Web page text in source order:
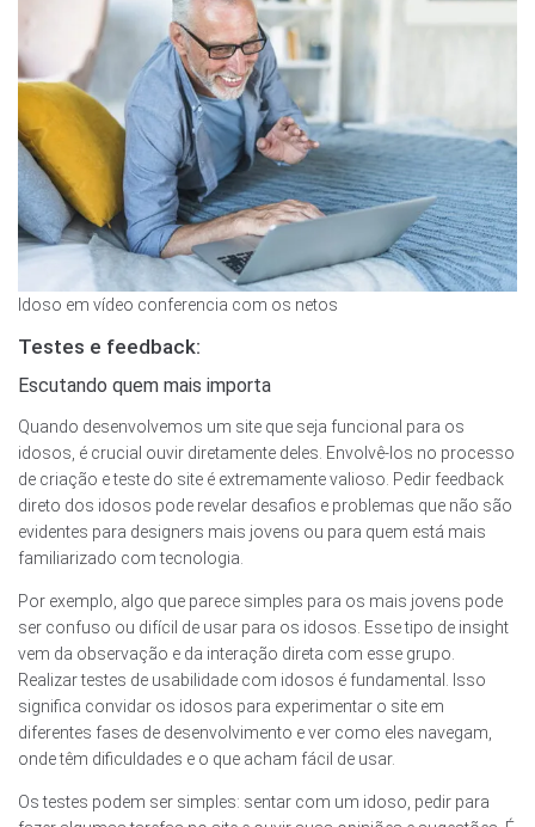
Idoso em vídeo conferencia com os netos
Testes e feedback:
Escutando quem mais importa
Quando desenvolvemos um site que seja funcional para os
idosos, é crucial ouvir diretamente deles. Envolvê-los no processo
de criação e teste do site é extremamente valioso. Pedir feedback
direto dos idosos pode revelar desafios e problemas que não são
evidentes para designers mais jovens ou para quem está mais
familiarizado com tecnologia.
Por exemplo, algo que parece simples para os mais jovens pode
ser confuso ou difícil de usar para os idosos. Esse tipo de insight
vem da observação e da interação direta com esse grupo.
Realizar testes de usabilidade com idosos é fundamental. Isso
significa convidar os idosos para experimentar o site em
diferentes fases de desenvolvimento e ver como eles navegam,
onde têm dificuldades e o que acham fácil de usar.
Os testes podem ser simples: sentar com um idoso, pedir para